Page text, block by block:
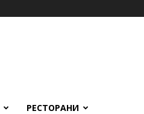
РЕСТОРАНИ